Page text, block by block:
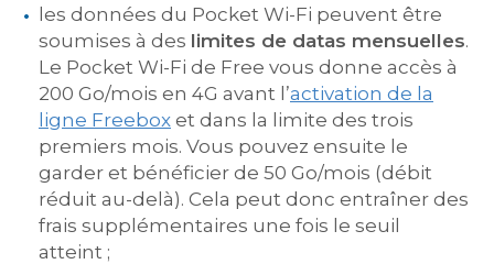
les données du Pocket Wi-Fi peuvent être
soumises à des limites de datas mensuelles.
Le Pocket Wi-Fi de Free vous donne accès à
200 Go/mois en 4G avant l’activation de la
ligne Freebox et dans la limite des trois
premiers mois. Vous pouvez ensuite le
garder et bénéficier de 50 Go/mois (débit
réduit au-delà). Cela peut donc entraîner des
frais supplémentaires une fois le seuil
atteint ;